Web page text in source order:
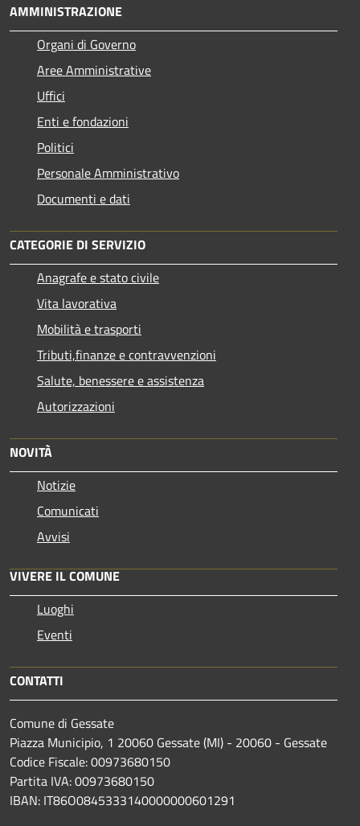
AMMINISTRAZIONE
Organi di Governo
Aree Amministrative
Uffici
Enti e fondazioni
Politici
Personale Amministrativo
Documenti e dati
CATEGORIE DI SERVIZIO
Anagrafe e stato civile
Vita lavorativa
Mobilità e trasporti
Tributi,finanze e contravvenzioni
Salute, benessere e assistenza
Autorizzazioni
NOVITÀ
Notizie
Comunicati
Avvisi
VIVERE IL COMUNE
Luoghi
Eventi
CONTATTI
Comune di Gessate
Piazza Municipio, 1 20060 Gessate (MI) - 20060 - Gessate
Codice Fiscale: 00973680150
Partita IVA: 00973680150
IBAN: IT86O0845333140000000601291